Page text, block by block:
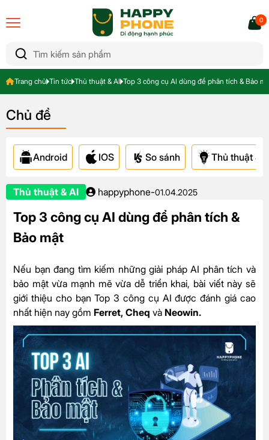
0
Trang chủ Tin tức Thủ thuật & AI Top 3 công cụ AI dùng để phân tích & Bảo
Chủ đề
Android IOS So sánh Thủ thuật &
Thủ thuật & AI happyphone-01.04.2025
Top 3 công cụ AI dùng để phân tích &
Bảo mật
Nếu bạn đang tìm kiếm những giải pháp AI phân tích và
bảo mật vừa mạnh mẽ vừa dễ triển khai, bài viết này sẽ
giới thiệu cho bạn Top 3 công cụ AI được đánh giá cao
nhất hiện nay gồm Ferret, Cheq và Neowin.